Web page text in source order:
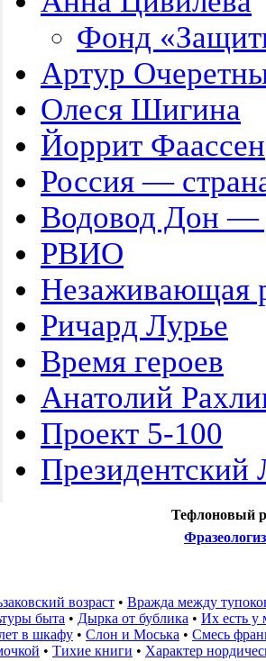
Фонд
Артур
Олеся Шигина
Йоррит Фаассен
Россия —
Водовод Дон —
РВИО
Незаживающая
Ричард Лурье
Время героев
Анатолий
Проект 5-100
Тефлоновый
возраст • Вражда между
быта • Дырка от бублика • Их есть у
в шкафу • Слон и Моська • Смесь
• Тихие книги • Характер